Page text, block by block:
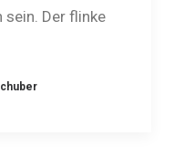
sein. Der flinke